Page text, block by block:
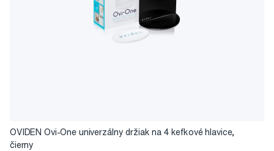
OVIDEN Ovi-One univerzálny držiak na 4 kefkové hlavice,
čierny